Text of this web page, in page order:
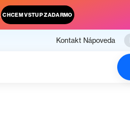
CHCEM VSTUP ZADARMO
Kontakt Nápoveda